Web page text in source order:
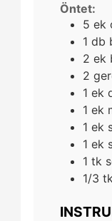
Öntet:
5 ek
1 db
2 ek
2
1 ek
1 ek
1 ek
1 ek
1 tk
1/3 tk